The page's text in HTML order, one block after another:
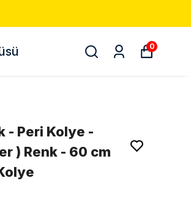
0
- Peri Kolye -
) Renk - 60 cm